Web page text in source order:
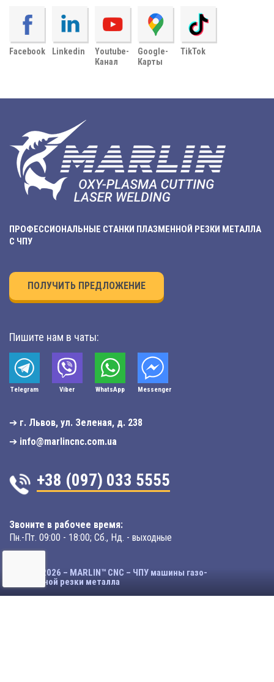
Facebook Linkedin
Youtube-
Канал
Google-
Карты
TikTok
ПРОФЕССИОНАЛЬНЫЕ СТАНКИ ПЛАЗМЕННОЙ РЕЗКИ МЕТАЛЛА
С ЧПУ
ПОЛУЧИТЬ ПРЕДЛОЖЕНИЕ
Пишите нам в чаты:
Telegram Viber WhatsApp Мessenger
➔ г. Львов, ул. Зеленая, д. 238
➔ info@marlincnc.com.ua
+38 (097) 033 5555
Звоните в рабочее время:
Пн.-Пт. 09:00 - 18:00; Сб., Нд. - выходные
© 2003-2026 – MARLIN™ CNC – ЧПУ машины газо-
плазменной резки металла